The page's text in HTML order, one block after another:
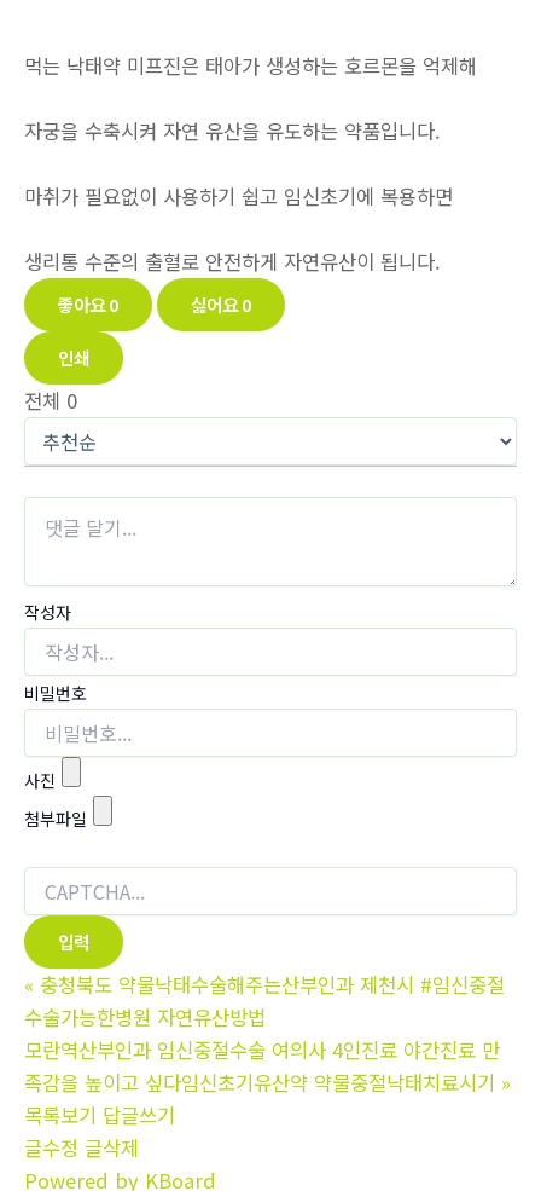
먹는 낙태약 미프진은 태아가 생성하는 호르몬을 억제해
자궁을 수축시켜 자연 유산을 유도하는 약품입니다.
마취가 필요없이 사용하기 쉽고 임신초기에 복용하면
생리통 수준의 출혈로 안전하게 자연유산이 됩니다.
좋아요0 싫어요0
인쇄
전체 0
작성자
비밀번호
사진
첨부파일
« 충청북도 약물낙태수술해주는산부인과 제천시 #임신중절
수술가능한병원 자연유산방법
모란역산부인과 임신중절수술 여의사 4인진료 야간진료 만
족감을 높이고 싶다임신초기유산약 약물중절낙태치료시기 »
목록보기 답글쓰기
글수정 글삭제
Powered by KBoard